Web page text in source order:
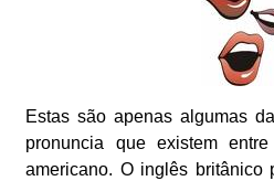
Estas são apenas algumas
pronuncia que existem
americano. O inglês britânico